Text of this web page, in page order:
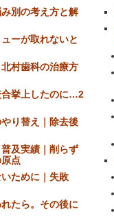
別の考え方と解
ーが取れないと
村歯科の治療方
合挙上したのに…2
り替え｜除去後
及実績｜削らず
点
ために｜失敗
たら。その後に